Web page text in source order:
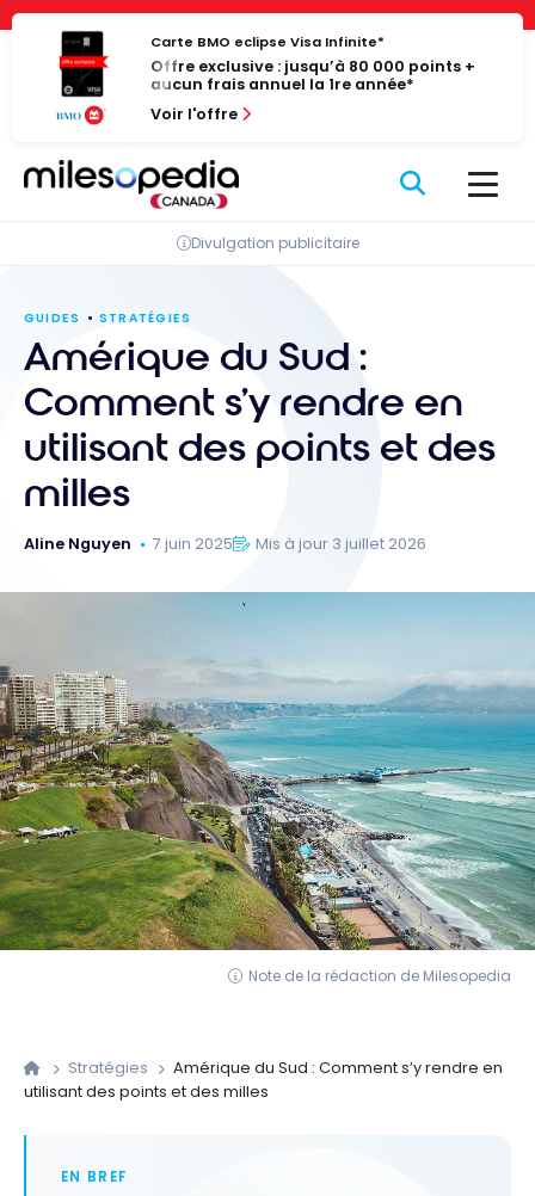
Panneau de gestion des cookies
Passer
contenu
Carte BMO eclipse Visa Infinite*
Offre exclusive : jusqu’à 80 000 points +
aucun frais annuel la 1re année*
Voir l'offre
Divulgation publicitaire
GUIDES STRATÉGIES
Amérique du Sud :
Comment s’y rendre en
utilisant des points et des
milles
Aline Nguyen 7 juin 2025 Mis à jour 3 juillet 2026
Note de la rédaction de Milesopedia
Stratégies
Amérique du Sud : Comment s’y rendre en
utilisant des points et des milles
EN BREF